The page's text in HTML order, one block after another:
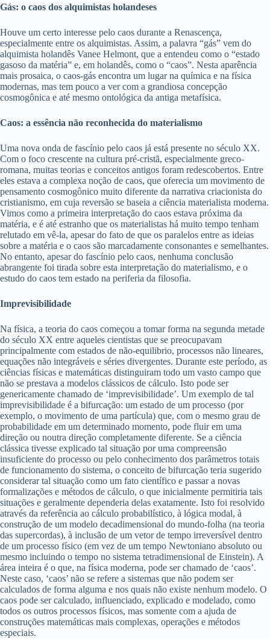
Gás: o caos dos alquimistas holandeses
Houve um certo interesse pelo caos durante a Renascença,
especialmente entre os alquimistas. Assim, a palavra “gás” vem do
alquimista holandês Vanee Helmont, que a entendeu como o “estado
gasoso da matéria” e, em holandês, como o “caos”. Nesta aparência
mais prosaica, o caos-gás encontra um lugar na química e na física
modernas, mas tem pouco a ver com a grandiosa concepção
cosmogônica e até mesmo ontológica da antiga metafísica.
Caos: a essência não reconhecida do materialismo
Uma nova onda de fascínio pelo caos já está presente no século XX.
Com o foco crescente na cultura pré-cristã, especialmente greco-
romana, muitas teorias e conceitos antigos foram redescobertos. Entre
eles estava a complexa noção de caos, que oferecia um movimento de
pensamento cosmogônico muito diferente da narrativa criacionista do
cristianismo, em cuja reversão se baseia a ciência materialista moderna.
Vimos como a primeira interpretação do caos estava próxima da
matéria, e é até estranho que os materialistas há muito tempo tenham
relutado em vê-la, apesar do fato de que os paralelos entre as ideias
sobre a matéria e o caos são marcadamente consonantes e semelhantes.
No entanto, apesar do fascínio pelo caos, nenhuma conclusão
abrangente foi tirada sobre esta interpretação do materialismo, e o
estudo do caos tem estado na periferia da filosofia.
Imprevisibilidade
Na física, a teoria do caos começou a tomar forma na segunda metade
do século XX entre aqueles cientistas que se preocupavam
principalmente com estados de não-equilibrio, processos não lineares,
equações não integráveis e séries divergentes. Durante este período, as
ciências físicas e matemáticas distinguiram todo um vasto campo que
não se prestava a modelos clássicos de cálculo. Isto pode ser
genericamente chamado de ‘imprevisibilidade’. Um exemplo de tal
imprevisibilidade é a bifurcação: um estado de um processo (por
exemplo, o movimento de uma partícula) que, com o mesmo grau de
probabilidade em um determinado momento, pode fluir em uma
direção ou noutra direção completamente diferente. Se a ciência
clássica tivesse explicado tal situação por uma compreensão
insuficiente do processo ou pelo conhecimento dos parâmetros totais
de funcionamento do sistema, o conceito de bifurcação teria sugerido
considerar tal situação como um fato científico e passar a novas
formalizações e métodos de cálculo, o que inicialmente permitiria tais
situações e geralmente dependeria delas exatamente. Isto foi resolvido
através da referência ao cálculo probabilístico, à lógica modal, à
construção de um modelo decadimensional do mundo-folha (na teoria
das supercordas), à inclusão de um vetor de tempo irreversível dentro
de um processo físico (em vez de um tempo Newtoniano absoluto ou
mesmo incluindo o tempo no sistema tetradimensional de Einstein). A
área inteira é o que, na física moderna, pode ser chamado de ‘caos’.
Neste caso, ‘caos’ não se refere a sistemas que não podem ser
calculados de forma alguma e nos quais não existe nenhum modelo. O
caos pode ser calculado, influenciado, explicado e modelado, como
todos os outros processos físicos, mas somente com a ajuda de
construções matemáticas mais complexas, operações e métodos
especiais.